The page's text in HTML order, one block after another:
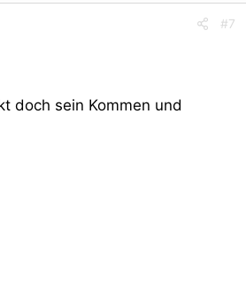
#7
doch sein Kommen und